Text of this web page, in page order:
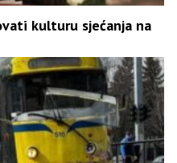
kulturu sjećanja na